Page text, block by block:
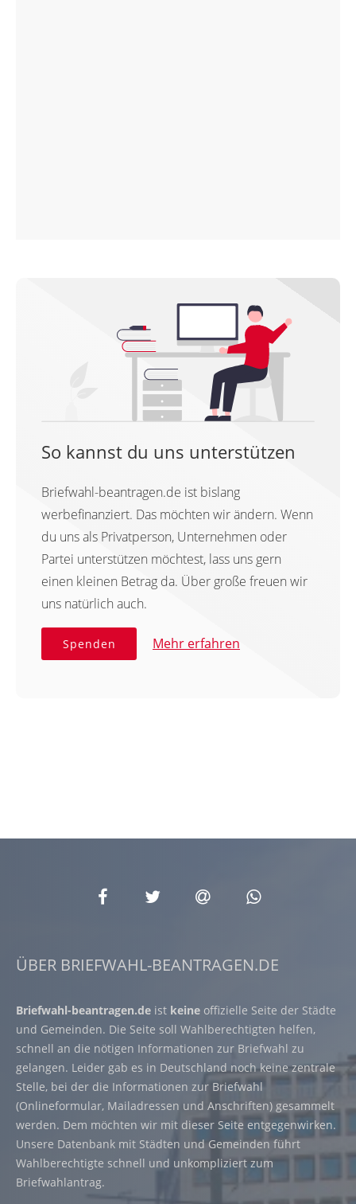
So kannst du uns unterstützen
Briefwahl-beantragen.de ist bislang
werbefinanziert. Das möchten wir ändern. Wenn
du uns als Privatperson, Unternehmen oder
Partei unterstützen möchtest, lass uns gern
einen kleinen Betrag da. Über große freuen wir
uns natürlich auch.
Spenden Mehr erfahren
ÜBER BRIEFWAHL-BEANTRAGEN.DE
Briefwahl-beantragen.de ist keine offizielle Seite der Städte
und Gemeinden. Die Seite soll Wahlberechtigten helfen,
schnell an die nötigen Informationen zur Briefwahl zu
gelangen. Leider gab es in Deutschland noch keine zentrale
Stelle, bei der die Informationen zur Briefwahl
(Onlineformular, Mailadressen und Anschriften) gesammelt
werden. Dem möchten wir mit dieser Seite entgegenwirken.
Unsere Datenbank mit Städten und Gemeinden führt
Wahlberechtigte schnell und unkompliziert zum
Briefwahlantrag.